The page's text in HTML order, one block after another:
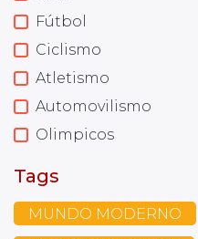
Fútbol
Ciclismo
Atletismo
Automovilismo
Olimpicos
Tags
MUNDO MODERNO